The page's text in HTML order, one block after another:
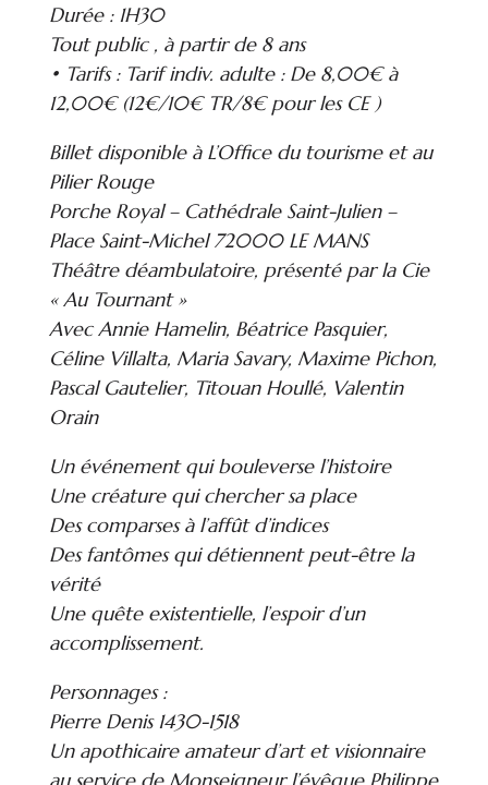
Durée : 1H30
Tout public , à partir de 8 ans
• Tarifs : Tarif indiv. adulte : De 8,00€ à
12,00€ (12€/10€ TR/8€ pour les CE )
Billet disponible à L’Office du tourisme et au
Pilier Rouge
Porche Royal – Cathédrale Saint-Julien –
Place Saint-Michel 72000 LE MANS
Théâtre déambulatoire, présenté par la Cie
« Au Tournant »
Avec Annie Hamelin, Béatrice Pasquier,
Céline Villalta, Maria Savary, Maxime Pichon,
Pascal Gautelier, Titouan Houllé, Valentin
Orain
Un événement qui bouleverse l’histoire
Une créature qui chercher sa place
Des comparses à l’affût d’indices
Des fantômes qui détiennent peut-être la
vérité
Une quête existentielle, l’espoir d’un
accomplissement.
Personnages :
Pierre Denis 1430-1518
Un apothicaire amateur d’art et visionnaire
au service de Monseigneur l’évêque Philippe